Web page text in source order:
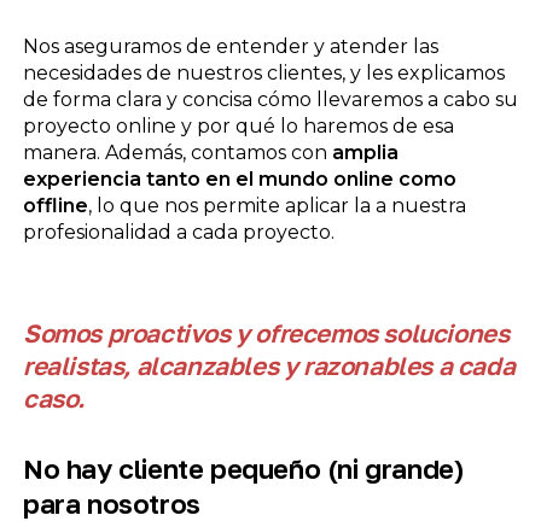
Nos aseguramos de entender y atender las
necesidades de nuestros clientes, y les explicamos
de forma clara y concisa cómo llevaremos a cabo su
proyecto online y por qué lo haremos de esa
manera. Además, contamos con amplia
experiencia tanto en el mundo online como
offline, lo que nos permite aplicar la a nuestra
profesionalidad a cada proyecto.
Somos proactivos y ofrecemos soluciones
realistas, alcanzables y razonables a cada
caso.
No hay cliente pequeño (ni grande)
para nosotros